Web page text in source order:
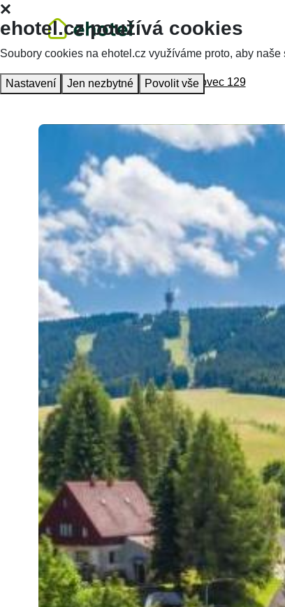
Homepage Accommodation Klínovec 129
ehotel.cz používá cookies
Soubory cookies na ehotel.cz využíváme proto, aby
Nastavení Jen nezbytné Povolit vše